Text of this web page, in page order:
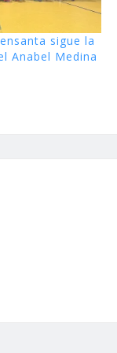
sigue la
Anabel Medina